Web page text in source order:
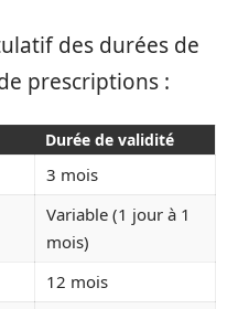
des durées de
prescriptions :
Durée de validité
3 mois
Variable (1 jour à 1
mois)
12 mois